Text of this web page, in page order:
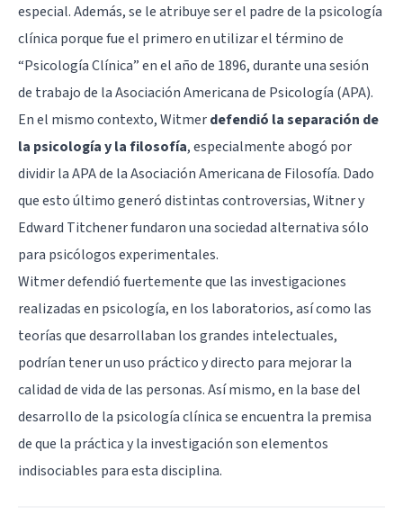
especial. Además, se le atribuye ser el padre de la psicología
clínica porque fue el primero en utilizar el término de
“Psicología Clínica” en el año de 1896, durante una sesión
de trabajo de la Asociación Americana de Psicología (APA).
En el mismo contexto, Witmerdefendió la separación de
la psicología y la filosofía, especialmente abogó por
dividir la APA de la Asociación Americana de Filosofía. Dado
que esto último generó distintas controversias, Witner y
Edward Titchener fundaron una sociedad alternativa sólo
para psicólogos experimentales.
Witmer defendió fuertemente que las investigaciones
realizadas en psicología, en los laboratorios, así como las
teorías que desarrollaban los grandes intelectuales,
podrían tener un uso práctico y directo para mejorar la
calidad de vida de las personas. Así mismo, en la base del
desarrollo de la psicología clínica se encuentra la premisa
de que la práctica y la investigación son elementos
indisociables para esta disciplina.